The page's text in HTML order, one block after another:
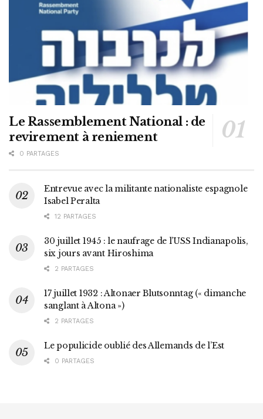
Le Rassemblement National : de
revirement à reniement
0 PARTAGES
Entrevue avec la militante nationaliste espagnole
Isabel Peralta
12 PARTAGES
30 juillet 1945 : le naufrage de l’USS Indianapolis,
six jours avant Hiroshima
2 PARTAGES
17 juillet 1932 : Altonaer Blutsonntag (« dimanche
sanglant à Altona »)
2 PARTAGES
Le populicide oublié des Allemands de l’Est
0 PARTAGES